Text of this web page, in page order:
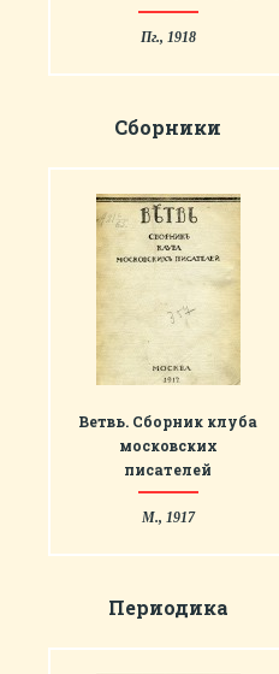
Пг., 1918
Сборники
Ветвь. Сборник клуба
московских
писателей
М., 1917
Периодика